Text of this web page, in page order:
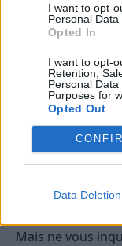
I want to opt-
Personal Data
Opted In
I want to opt-
Retention,
Personal
Purposes for
Opted Out
Data Deletion
Découvrez en
canalisation.
Prendre soin
10.
Versez du
pour
le linge.
Mais ne vous